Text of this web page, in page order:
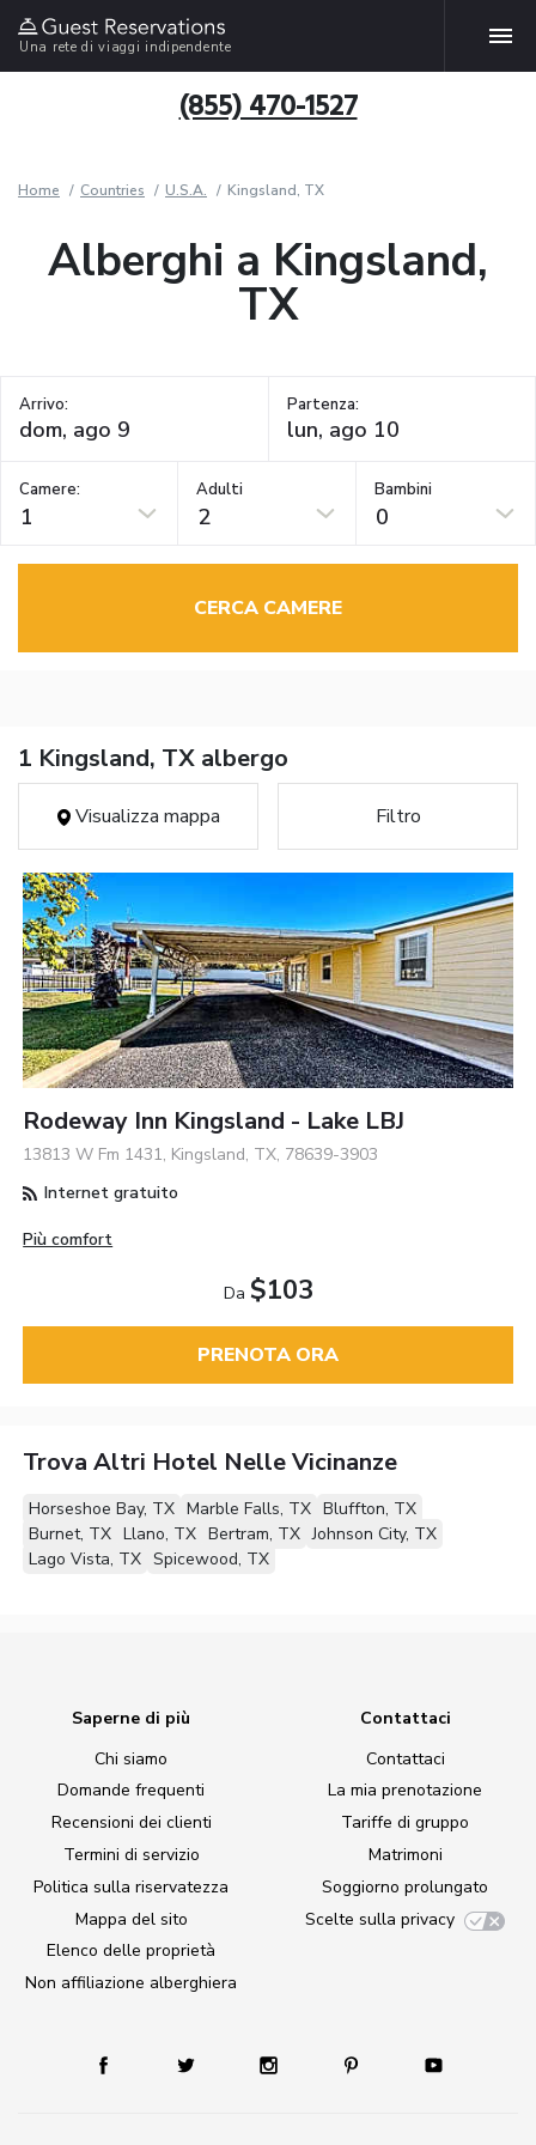
Una rete di viaggi indipendente
(855) 470-1527
Home Countries U.S.A. Kingsland, TX
Alberghi a Kingsland,
TX
Arrivo: Partenza:
Camere:
1
Adulti
2
Bambini
0
CERCA CAMERE
1 Kingsland, TX albergo
Visualizza mappa Filtro
Rodeway Inn Kingsland - Lake LBJ
13813 W Fm 1431, Kingsland, TX, 78639-3903
Internet gratuito
Più comfort
Da $103
PRENOTA ORA
Trova Altri Hotel Nelle Vicinanze
Horseshoe Bay, TX Marble Falls, TX Bluffton, TX
Burnet, TX Llano, TX Bertram, TX Johnson City, TX
Lago Vista, TX Spicewood, TX
Saperne di più
Chi siamo
Domande frequenti
Recensioni dei clienti
Termini di servizio
Politica sulla riservatezza
Mappa del sito
Elenco delle proprietà
Non affiliazione alberghiera
Contattaci
Contattaci
La mia prenotazione
Tariffe di gruppo
Matrimoni
Soggiorno prolungato
Scelte sulla privacy